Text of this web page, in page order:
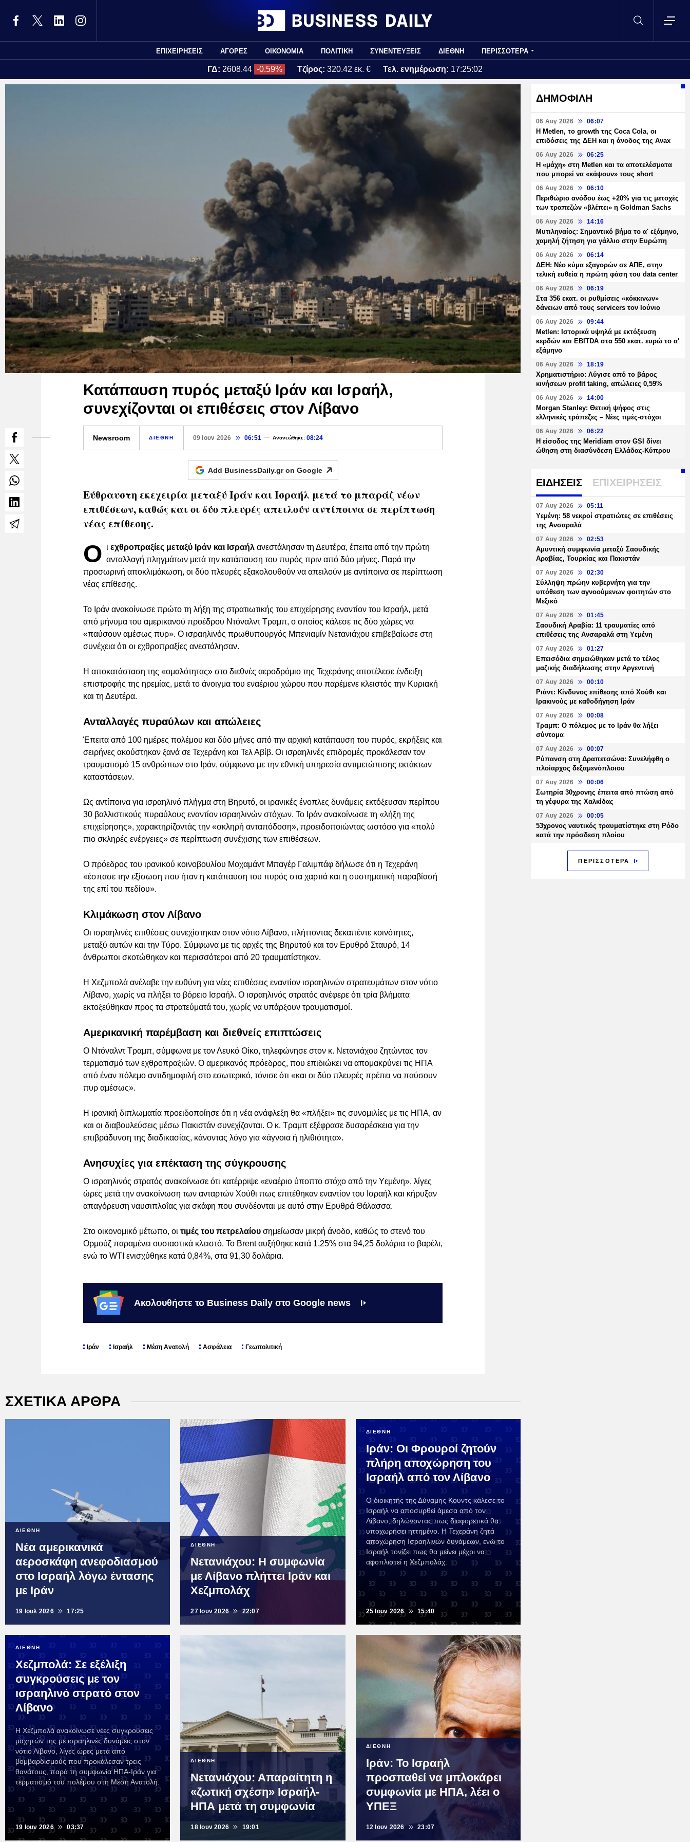
ΕΠΙΧΕΙΡΗΣΕΙΣ ΑΓΟΡΕΣ ΟΙΚΟΝΟΜΙΑ ΠΟΛΙΤΙΚΗ ΣΥΝΕΝΤΕΥΞΕΙΣ ΔΙΕΘΝΗ ΠΕΡΙΣΣΟΤΕΡΑ
ΓΔ: 2608.44 -0.59% Τζίρος: 320.42 εκ. € Τελ. ενημέρωση: 17:25:02
Κατάπαυση πυρός μεταξύ Ιράν και Ισραήλ,
συνεχίζονται οι επιθέσεις στον Λίβανο
Newsroom ΔΙΕΘΝΗ 09 Ιουν 2026 06:51 Ανανεώθηκε: 08:24
Add BusinessDaily.gr on Google
Εύθραυστη εκεχειρία μεταξύ Ιράν και Ισραήλ μετά το μπαράζ νέων
επιθέσεων, καθώς και οι δύο πλευρές απειλούν αντίποινα σε περίπτωση
νέας επίθεσης.
Ο ι εχθροπραξίες μεταξύ Ιράν και Ισραήλ ανεστάλησαν τη Δευτέρα, έπειτα από την πρώτη
ανταλλαγή πληγμάτων μετά την κατάπαυση του πυρός πριν από δύο μήνες. Παρά την
προσωρινή αποκλιμάκωση, οι δύο πλευρές εξακολουθούν να απειλούν με αντίποινα σε περίπτωση
νέας επίθεσης.
Το Ιράν ανακοίνωσε πρώτο τη λήξη της στρατιωτικής του επιχείρησης εναντίον του Ισραήλ, μετά
από μήνυμα του αμερικανού προέδρου Ντόναλντ Τραμπ, ο οποίος κάλεσε τις δύο χώρες να
«παύσουν αμέσως πυρ». Ο ισραηλινός πρωθυπουργός Μπενιαμίν Νετανιάχου επιβεβαίωσε στη
συνέχεια ότι οι εχθροπραξίες ανεστάλησαν.
Η αποκατάσταση της «ομαλότητας» στο διεθνές αεροδρόμιο της Τεχεράνης αποτέλεσε ένδειξη
επιστροφής της ηρεμίας, μετά το άνοιγμα του εναέριου χώρου που παρέμενε κλειστός την Κυριακή
και τη Δευτέρα.
Ανταλλαγές πυραύλων και απώλειες
Έπειτα από 100 ημέρες πολέμου και δύο μήνες από την αρχική κατάπαυση του πυρός, εκρήξεις και
σειρήνες ακούστηκαν ξανά σε Τεχεράνη και Τελ Αβίβ. Οι ισραηλινές επιδρομές προκάλεσαν τον
τραυματισμό 15 ανθρώπων στο Ιράν, σύμφωνα με την εθνική υπηρεσία αντιμετώπισης εκτάκτων
καταστάσεων.
Ως αντίποινα για ισραηλινό πλήγμα στη Βηρυτό, οι ιρανικές ένοπλες δυνάμεις εκτόξευσαν περίπου
30 βαλλιστικούς πυραύλους εναντίον ισραηλινών στόχων. Το Ιράν ανακοίνωσε τη «λήξη της
επιχείρησης», χαρακτηρίζοντάς την «σκληρή ανταπόδοση», προειδοποιώντας ωστόσο για «πολύ
πιο σκληρές ενέργειες» σε περίπτωση συνέχισης των επιθέσεων.
Ο πρόεδρος του ιρανικού κοινοβουλίου Μοχαμάντ Μπαγέρ Γαλιμπάφ δήλωσε ότι η Τεχεράνη
«έσπασε την εξίσωση που ήταν η κατάπαυση του πυρός στα χαρτιά και η συστηματική παραβίασή
της επί του πεδίου».
Κλιμάκωση στον Λίβανο
Οι ισραηλινές επιθέσεις συνεχίστηκαν στον νότιο Λίβανο, πλήττοντας δεκαπέντε κοινότητες,
μεταξύ αυτών και την Τύρο. Σύμφωνα με τις αρχές της Βηρυτού και τον Ερυθρό Σταυρό, 14
άνθρωποι σκοτώθηκαν και περισσότεροι από 20 τραυματίστηκαν.
Η Χεζμπολά ανέλαβε την ευθύνη για νέες επιθέσεις εναντίον ισραηλινών στρατευμάτων στον νότιο
Λίβανο, χωρίς να πλήξει το βόρειο Ισραήλ. Ο ισραηλινός στρατός ανέφερε ότι τρία βλήματα
εκτοξεύθηκαν προς τα στρατεύματά του, χωρίς να υπάρξουν τραυματισμοί.
Αμερικανική παρέμβαση και διεθνείς επιπτώσεις
Ο Ντόναλντ Τραμπ, σύμφωνα με τον Λευκό Οίκο, τηλεφώνησε στον κ. Νετανιάχου ζητώντας τον
τερματισμό των εχθροπραξιών. Ο αμερικανός πρόεδρος, που επιδιώκει να απομακρύνει τις ΗΠΑ
από έναν πόλεμο αντιδημοφιλή στο εσωτερικό, τόνισε ότι «και οι δύο πλευρές πρέπει να παύσουν
πυρ αμέσως».
Η ιρανική διπλωματία προειδοποίησε ότι η νέα ανάφλεξη θα «πλήξει» τις συνομιλίες με τις ΗΠΑ, αν
και οι διαβουλεύσεις μέσω Πακιστάν συνεχίζονται. Ο κ. Τραμπ εξέφρασε δυσαρέσκεια για την
επιβράδυνση της διαδικασίας, κάνοντας λόγο για «άγνοια ή ηλιθιότητα».
Ανησυχίες για επέκταση της σύγκρουσης
Ο ισραηλινός στρατός ανακοίνωσε ότι κατέρριψε «εναέριο ύποπτο στόχο από την Υεμένη», λίγες
ώρες μετά την ανακοίνωση των ανταρτών Χούθι πως επιτέθηκαν εναντίον του Ισραήλ και κήρυξαν
απαγόρευση ναυσιπλοΐας για σκάφη που συνδέονται με αυτό στην Ερυθρά Θάλασσα.
Στο οικονομικό μέτωπο, οι τιμές του πετρελαίου σημείωσαν μικρή άνοδο, καθώς το στενό του
Ορμούζ παραμένει ουσιαστικά κλειστό. Το Brent αυξήθηκε κατά 1,25% στα 94,25 δολάρια το βαρέλι,
ενώ το WTI ενισχύθηκε κατά 0,84%, στα 91,30 δολάρια.
Ακολουθήστε το Business Daily στο Google news
Ιράν Ισραήλ Μέση Ανατολή Ασφάλεια Γεωπολιτική
ΣΧΕΤΙΚΑ ΑΡΘΡΑ
ΔΙΕΘΝΗ
Νέα αμερικανικά
αεροσκάφη ανεφοδιασμού
στο Ισραήλ λόγω έντασης
με Ιράν
19 Ιουλ 2026 17:25
ΔΙΕΘΝΗ
Νετανιάχου: Η συμφωνία
με Λίβανο πλήττει Ιράν και
Χεζμπολάχ
27 Ιουν 2026 22:07
ΔΙΕΘΝΗ
Ιράν: Οι Φρουροί ζητούν
πλήρη αποχώρηση του
Ισραήλ από τον Λίβανο
Ο διοικητής της Δύναμης Κουντς κάλεσε το
Ισραήλ να αποσυρθεί άμεσα από τον
Λίβανο, δηλώνοντας πως διαφορετικά θα
υποχωρήσει ηττημένο. Η Τεχεράνη ζητά
αποχώρηση Ισραηλινών δυνάμεων, ενώ το
Ισραήλ τονίζει πως θα μείνει μέχρι να
αφοπλιστεί η Χεζμπολάχ.
25 Ιουν 2026 15:40
ΔΙΕΘΝΗ
Χεζμπολά: Σε εξέλιξη
συγκρούσεις με τον
ισραηλινό στρατό στον
Λίβανο
Η Χεζμπολά ανακοίνωσε νέες συγκρούσεις
μαχητών της με ισραηλινές δυνάμεις στον
νότιο Λίβανο, λίγες ώρες μετά από
βομβαρδισμούς που προκάλεσαν τρεις
θανάτους, παρά τη συμφωνία ΗΠΑ-Ιράν για
τερματισμό του πολέμου στη Μέση Ανατολή.
19 Ιουν 2026 03:37
ΔΙΕΘΝΗ
Νετανιάχου: Απαραίτητη η
«ζωτική σχέση» Ισραήλ-
ΗΠΑ μετά τη συμφωνία
18 Ιουν 2026 19:01
ΔΙΕΘΝΗ
Ιράν: Το Ισραήλ
προσπαθεί να μπλοκάρει
συμφωνία με ΗΠΑ, λέει ο
ΥΠΕΞ
12 Ιουν 2026 23:07
ΔΗΜΟΦΙΛΗ
06 Αυγ 2026 06:07
H Metlen, το growth της Coca Cola, οι
επιδόσεις της ΔΕΗ και η άνοδος της Avax
06 Αυγ 2026 06:25
H «μάχη» στη Metlen και τα αποτελέσματα
που μπορεί να «κάψουν» τους short
06 Αυγ 2026 06:10
Περιθώριο ανόδου έως +20% για τις μετοχές
των τραπεζών «βλέπει» η Goldman Sachs
06 Αυγ 2026 14:16
Μυτιληναίος: Σημαντικό βήμα το α' εξάμηνο,
χαμηλή ζήτηση για γάλλιο στην Ευρώπη
06 Αυγ 2026 06:14
ΔΕΗ: Νέο κύμα εξαγορών σε ΑΠΕ, στην
τελική ευθεία η πρώτη φάση του data center
06 Αυγ 2026 06:19
Στα 356 εκατ. οι ρυθμίσεις «κόκκινων»
δάνειων από τους servicers τον Ιούνιο
06 Αυγ 2026 09:44
Metlen: Ιστορικά υψηλά με εκτόξευση
κερδών και EBITDA στα 550 εκατ. ευρώ το α'
εξάμηνο
06 Αυγ 2026 18:19
Χρηματιστήριο: Λύγισε από το βάρος
κινήσεων profit taking, απώλειες 0,59%
06 Αυγ 2026 14:00
Morgan Stanley: Θετική ψήφος στις
ελληνικές τράπεζες – Νέες τιμές-στόχοι
06 Αυγ 2026 06:22
Η είσοδος της Meridiam στον GSI δίνει
ώθηση στη διασύνδεση Ελλάδας-Κύπρου
ΕΙΔΗΣΕΙΣ ΕΠΙΧΕΙΡΗΣΕΙΣ
07 Αυγ 2026 05:11
Υεμένη: 58 νεκροί στρατιώτες σε επιθέσεις
της Ανσαραλά
07 Αυγ 2026 02:53
Αμυντική συμφωνία μεταξύ Σαουδικής
Αραβίας, Τουρκίας και Πακιστάν
07 Αυγ 2026 02:30
Σύλληψη πρώην κυβερνήτη για την
υπόθεση των αγνοούμενων φοιτητών στο
Μεξικό
07 Αυγ 2026 01:45
Σαουδική Αραβία: 11 τραυματίες από
επιθέσεις της Ανσαραλά στη Υεμένη
07 Αυγ 2026 01:27
Επεισόδια σημειώθηκαν μετά το τέλος
μαζικής διαδήλωσης στην Αργεντινή
07 Αυγ 2026 00:10
Ριάντ: Κίνδυνος επίθεσης από Χούθι και
Ιρακινούς με καθοδήγηση Ιράν
07 Αυγ 2026 00:08
Τραμπ: Ο πόλεμος με το Ιράν θα λήξει
σύντομα
07 Αυγ 2026 00:07
Ρύπανση στη Δραπετσώνα: Συνελήφθη ο
πλοίαρχος δεξαμενόπλοιου
07 Αυγ 2026 00:06
Σωτηρία 30χρονης έπειτα από πτώση από
τη γέφυρα της Χαλκίδας
07 Αυγ 2026 00:05
53χρονος ναυτικός τραυματίστηκε στη Ρόδο
κατά την πρόσδεση πλοίου
ΠΕΡΙΣΣΟΤΕΡΑ